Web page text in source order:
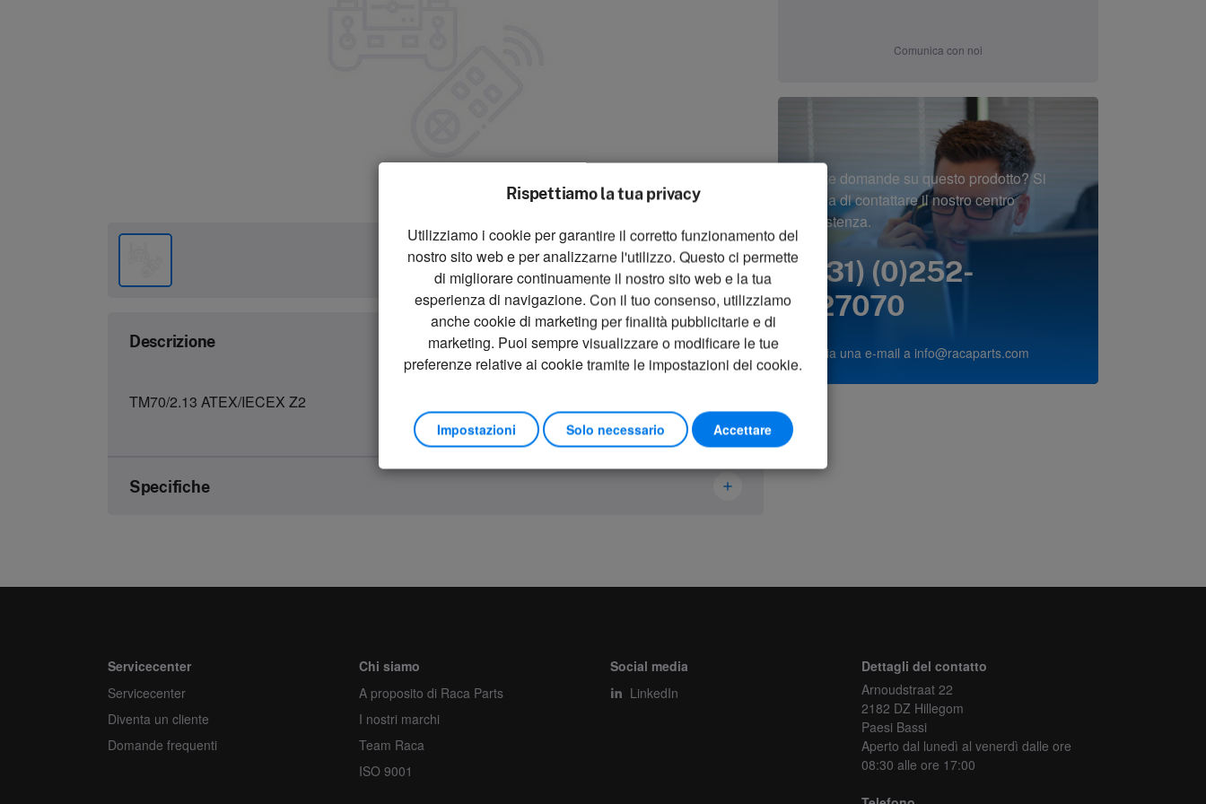
zoom_in
Zoom
Descrizione
TM70/2.13 ATEX/IECEX Z2
Specifiche
Numero dell'articolo
3302525
Unità
Quantità minima d'ordine
1
Ordina più
1
Comunica con noi
Avete domande su questo prodotto? Si
prega di contattare il nostro centro
assistenza.
(+31) (0)252-
227070
o invia una e-mail a info@racaparts.com
Rispettiamo la tua privacy
Utilizziamo i cookie per garantire il corretto funzionamento del
nostro sito web e per analizzarne l'utilizzo. Questo ci permette
di migliorare continuamente il nostro sito web e la tua
esperienza di navigazione. Con il tuo consenso, utilizziamo
anche cookie di marketing per finalità pubblicitarie e di
marketing. Puoi sempre visualizzare o modificare le tue
preferenze relative ai cookie tramite le impostazioni dei cookie.
Impostazioni Solo necessario Accettare
Servicecenter
Servicecenter
Diventa un cliente
Domande frequenti
Chi siamo
A proposito di Raca Parts
I nostri marchi
Team Raca
ISO 9001
Social media
LinkedIn
Dettagli del contatto
Arnoudstraat 22
2182 DZ Hillegom
Paesi Bassi
Aperto dal lunedì al venerdì dalle ore
08:30 alle ore 17:00